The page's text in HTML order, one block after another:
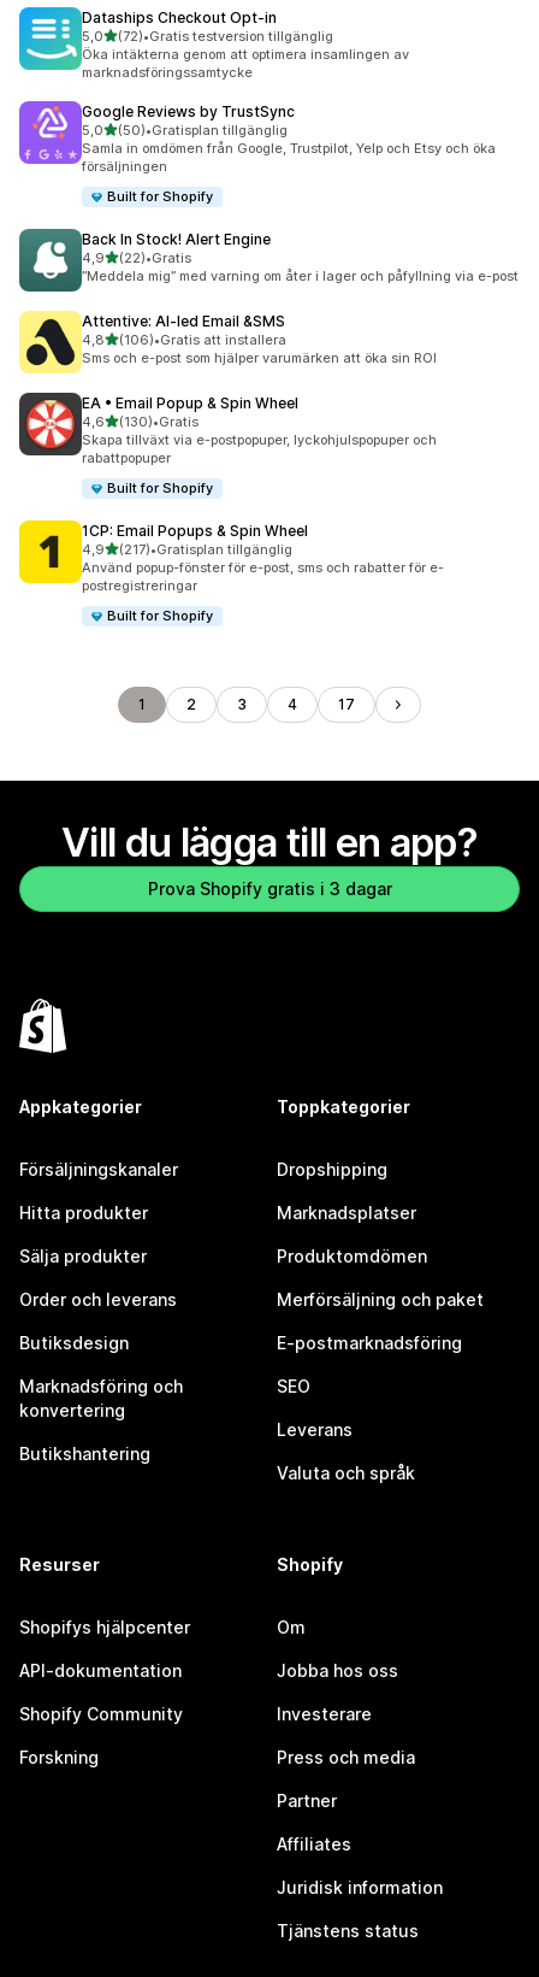
Dataships Checkout Opt‑in
5,0av 5 stjärnor
(72)
72 recensioner totalt
•Gratis testversion tillgänglig
Öka intäkterna genom att optimera insamlingen av
marknadsföringssamtycke
Google Reviews by TrustSync
5,0av 5 stjärnor
(50)
50 recensioner totalt
•Gratisplan tillgänglig
Samla in omdömen från Google, Trustpilot, Yelp och Etsy och öka
försäljningen
Built for Shopify
Back In Stock! Alert Engine
4,9av 5 stjärnor
(22)
22 recensioner totalt
•Gratis
”Meddela mig” med varning om åter i lager och påfyllning via e-post
Attentive: AI‑led Email &SMS
4,8av 5 stjärnor
(106)
106 recensioner totalt
•Gratis att installera
Sms och e-post som hjälper varumärken att öka sin ROI
EA • Email Popup & Spin Wheel
4,6av 5 stjärnor
(130)
130 recensioner totalt
•Gratis
Skapa tillväxt via e-postpopuper, lyckohjulspopuper och
rabattpopuper
Built for Shopify
1CP: Email Popups & Spin Wheel
4,9av 5 stjärnor
(217)
217 recensioner totalt
•Gratisplan tillgänglig
Använd popup-fönster för e-post, sms och rabatter för e-
postregistreringar
Built for Shopify
1 2 3 4 17
Vill du lägga till en app?
Prova Shopify gratis i 3 dagar
Appkategorier
Försäljningskanaler
Hitta produkter
Sälja produkter
Order och leverans
Butiksdesign
Marknadsföring och
konvertering
Butikshantering
Toppkategorier
Dropshipping
Marknadsplatser
Produktomdömen
Merförsäljning och paket
E-postmarknadsföring
SEO
Leverans
Valuta och språk
Resurser
Shopifys hjälpcenter
API-dokumentation
Shopify Community
Forskning
Shopify
Om
Jobba hos oss
Investerare
Press och media
Partner
Affiliates
Juridisk information
Tjänstens status